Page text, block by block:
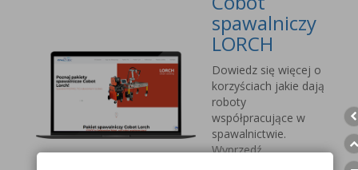
spawalniczy
LORCH
Dowiedz się więcej o
korzyściach jakie dają
roboty
współpracujące w
spawalnictwie.
Wyprzedź